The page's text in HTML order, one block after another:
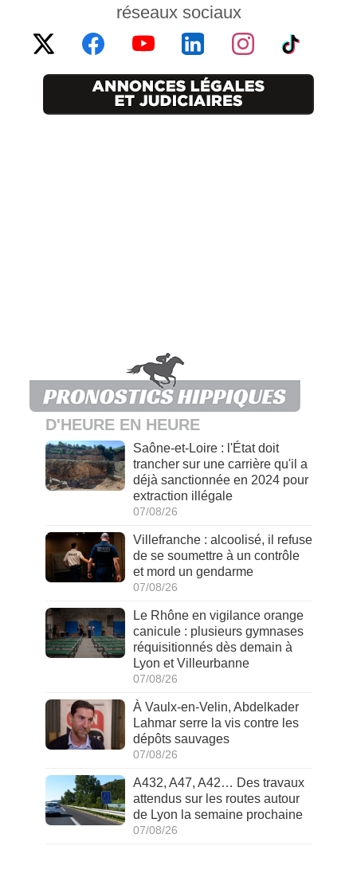
réseaux sociaux
D'HEURE EN HEURE
Saône-et-Loire : l'État doit
trancher sur une carrière qu'il a
déjà sanctionnée en 2024 pour
extraction illégale
07/08/26
Villefranche : alcoolisé, il refuse
de se soumettre à un contrôle
et mord un gendarme
07/08/26
Le Rhône en vigilance orange
canicule : plusieurs gymnases
réquisitionnés dès demain à
Lyon et Villeurbanne
07/08/26
À Vaulx-en-Velin, Abdelkader
Lahmar serre la vis contre les
dépôts sauvages
07/08/26
A432, A47, A42… Des travaux
attendus sur les routes autour
de Lyon la semaine prochaine
07/08/26